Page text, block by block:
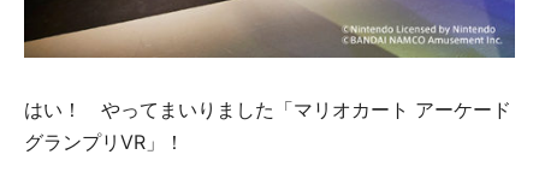
はい！ やってまいりました「マリオカート アーケード
グランプリVR」！